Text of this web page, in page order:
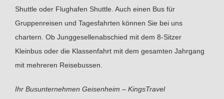
Shuttle oder Flughafen Shuttle. Auch einen Bus für
Gruppenreisen und Tagesfahrten können Sie bei uns
chartern. Ob Junggesellenabschied mit dem 8-Sitzer
Kleinbus oder die Klassenfahrt mit dem gesamten Jahrgang
mit mehreren Reisebussen.
Ihr Busunternehmen Geisenheim – KingsTravel